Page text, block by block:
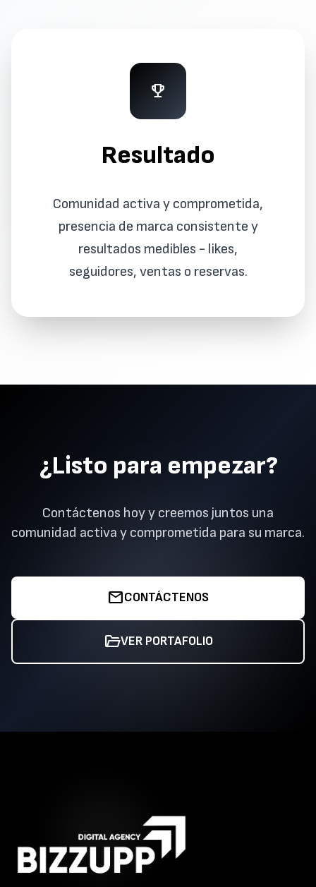
emoji_events
Resultado
Comunidad activa y comprometida,
presencia de marca consistente y
resultados medibles - likes,
seguidores, ventas o reservas.
¿Listo para empezar?
Contáctenos hoy y creemos juntos una
comunidad activa y comprometida para su marca.
mailCONTÁCTENOS
folder_openVER PORTAFOLIO